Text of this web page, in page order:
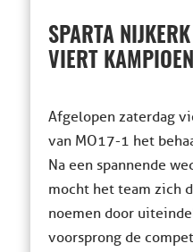
SPARTA NIJKERK
VIERT
Afgelopen zaterdag
van MO17-1 het
Na een spannende
mocht het team zich
noemen door
voorsprong de